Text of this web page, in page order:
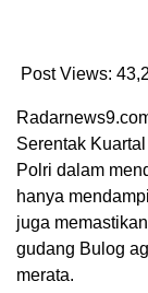
Post Views:
Serentak
Polri dalam
hanya
juga
gudang Bulog
merata.